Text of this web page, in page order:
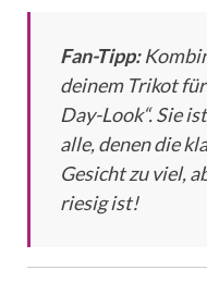
Fan-Tipp:
deinem Trikot
Day-Look“. Sie
alle, denen die
Gesicht zu viel,
riesig ist!